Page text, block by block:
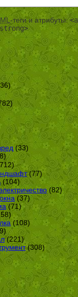
-теги и атрибуты:
(33)
(77)
(104)
(82)
(37)
(71)
(108)
(221)
(308)